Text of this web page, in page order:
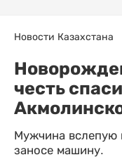
Новости Казахстана
честь
Мужчина вслепую
заносе машину.